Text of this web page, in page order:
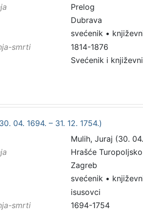
Prelog
Dubrava
svećenik •
smrti
1814-1876
Svećenik i
04. 1694. – 31. 12. 1754.)
Mulih, Juraj (30.
Hrašće Turopoljsko
Zagreb
svećenik •
isusovci
smrti
1694-1754